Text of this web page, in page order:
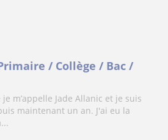
/ Collège / Bac /
m’appelle Jade Allanic et je suis
maintenant un an. J'ai eu la